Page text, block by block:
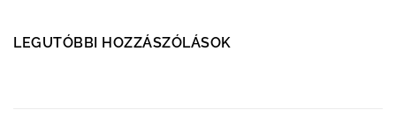
LEGUTÓBBI HOZZÁSZÓLÁSOK